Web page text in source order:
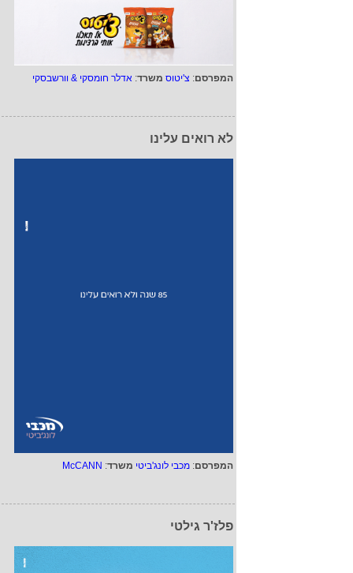
המפרסם: צ'יטוס משרד: אדלר חומסקי & וורשבסקי
לא רואים עלינו
המפרסם: מכבי לונג'ביטי משרד:
McCANN
פלז'ר גילטי